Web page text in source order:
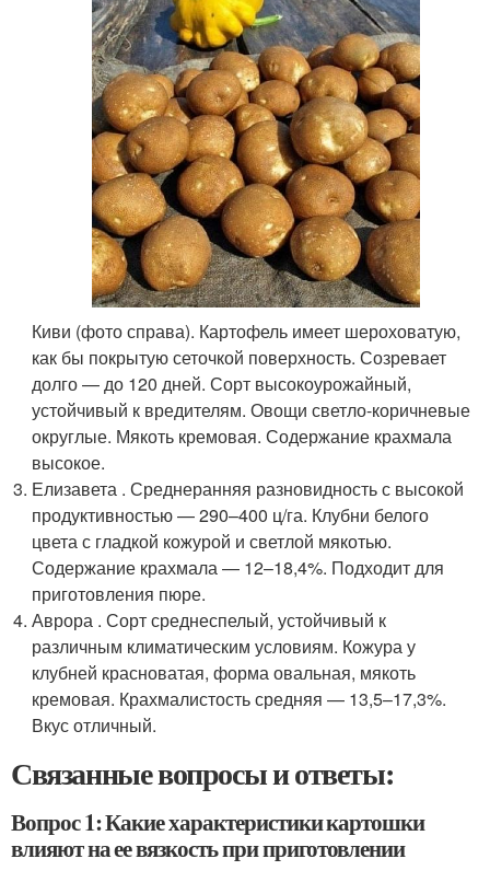
Киви (фото справа). Картофель имеет шероховатую,
как бы покрытую сеточкой поверхность. Созревает
долго — до 120 дней. Сорт высокоурожайный,
устойчивый к вредителям. Овощи светло-коричневые
округлые. Мякоть кремовая. Содержание крахмала
высокое.
Елизавета . Среднеранняя разновидность с высокой
продуктивностью — 290–400 ц/га. Клубни белого
цвета с гладкой кожурой и светлой мякотью.
Содержание крахмала — 12–18,4%. Подходит для
приготовления пюре.
Аврора . Сорт среднеспелый, устойчивый к
различным климатическим условиям. Кожура у
клубней красноватая, форма овальная, мякоть
кремовая. Крахмалистость средняя — 13,5–17,3%.
Вкус отличный.
Связанные вопросы и ответы:
Вопрос 1: Какие характеристики картошки
влияют на ее вязкость при приготовлении